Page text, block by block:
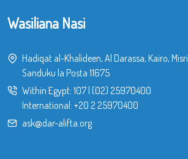
Wasiliana Nasi
Hadiqat al-Khalideen, Al Darassa, Kairo, Misri.
Sanduku la Posta 11675
Within Egypt: 107| (02) 25970400
International: +20 2 25970400
ask@dar-alifta.org